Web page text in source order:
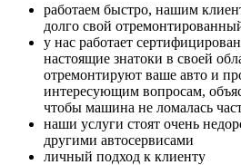
работаем быстро, нашим
долго свой
у нас работает
настоящие знатоки в своей
отремонтируют ваше авто и
интересующим вопросам,
чтобы машина не ломалась
наши услуги стоят очень
другими автосервисами
личный подход к клиенту